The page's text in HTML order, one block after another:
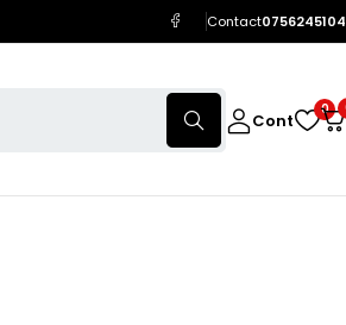
Contact0756245104
Cont
0